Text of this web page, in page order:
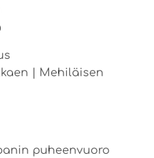
| Mehiläisen
puheenvuoro